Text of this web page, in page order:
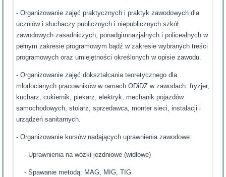
- Organizowanie zajęć praktycznych i praktyk zawodowych dla
uczniów i słuchaczy publicznych i niepublicznych szkół
zawodowych zasadniczych, ponadgimnazjalnych i policealnych w
pełnym zakresie programowym bądź w zakresie wybranych treści
programowych oraz umiejętności określonych w opisie zawodu.
- Organizowanie zajęć dokształcania teoretycznego dla
młodocianych pracowników w ramach ODiDZ w zawodach: fryzjer,
kucharz, cukiernik, piekarz, elektryk, mechanik pojazdów
samochodowych, stolarz, sprzedawca, monter sieci, instalacji i
urządzeń sanitarnych.
- Organizowanie kursów nadających uprawnienia zawodowe:
- Uprawnienia na wózki jezdniowe (widłowe)
- Spawanie metodą: MAG, MIG, TIG